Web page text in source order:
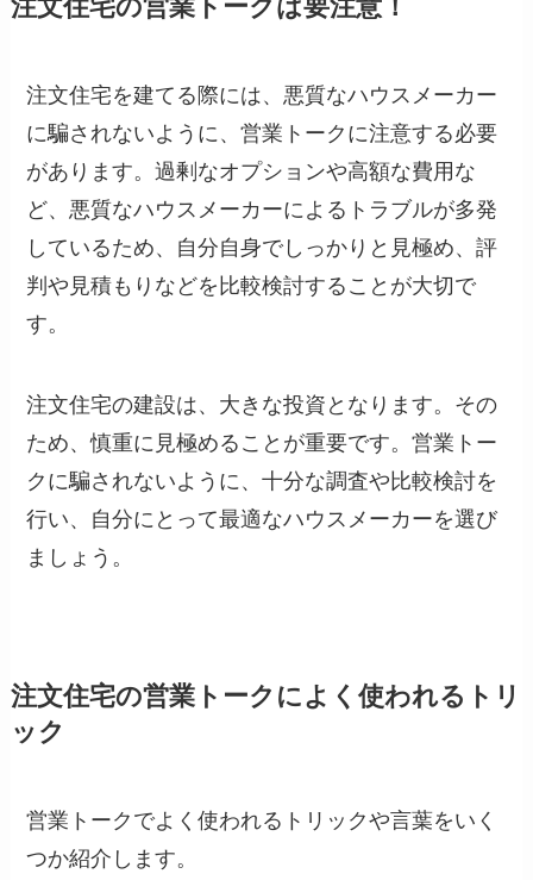
注文住宅の営業トークは要注意！
注文住宅を建てる際には、悪質なハウスメーカー
に騙されないように、営業トークに注意する必要
があります。過剰なオプションや高額な費用な
ど、悪質なハウスメーカーによるトラブルが多発
しているため、自分自身でしっかりと見極め、評
判や見積もりなどを比較検討することが大切で
す。
注文住宅の建設は、大きな投資となります。その
ため、慎重に見極めることが重要です。営業トー
クに騙されないように、十分な調査や比較検討を
行い、自分にとって最適なハウスメーカーを選び
ましょう。
注文住宅の営業トークによく使われるトリ
ック
営業トークでよく使われるトリックや言葉をいく
つか紹介します。